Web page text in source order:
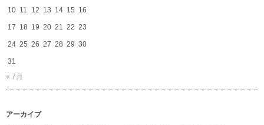
10 11 12 13 14 15 16
17 18 19 20 21 22 23
24 25 26 27 28 29 30
31
« 7月
アーカイブ